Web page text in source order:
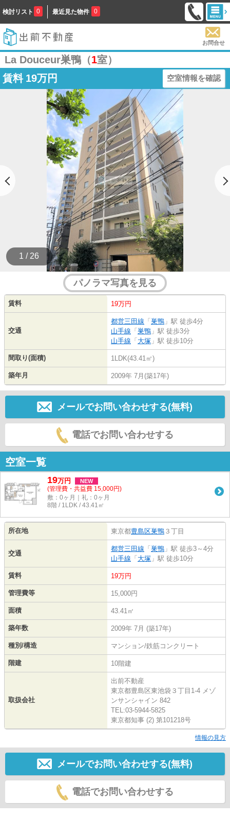
検討リスト 0 最近見た物件 0
お問合せ
La Douceur巣鴨（1室）
賃料 19万円 空室情報を確認
1 / 26
パノラマ写真を見る
賃料 19万円
交通
都営三田線 「 巣鴨 」駅 徒歩4分
山手線 「 巣鴨 」駅 徒歩3分
山手線 「 大塚 」駅 徒歩10分
間取り(面積) 1LDK(43.41㎡)
築年月 2009年 7月(築17年)
メールでお問い合わせする(無料)
電話でお問い合わせする
空室一覧
19万円 NEW
(管理費・共益費 15,000円)
敷：0ヶ月｜礼：0ヶ月
8階 / 1LDK / 43.41㎡
所在地 東京都豊島区巣鴨 ３丁目
交通
都営三田線 「 巣鴨 」駅 徒歩3～4分
山手線 「 大塚 」駅 徒歩10分
賃料 19万円
管理費等 15,000円
面積 43.41㎡
築年数 2009年 7月 (築17年)
種別/構造 マンション/鉄筋コンクリート
階建 10階建
取扱会社
出前不動産
東京都豊島区東池袋３丁目1-4 メゾ
ンサンシャイン 842
TEL:03-5944-5825
東京都知事 (2) 第101218号
情報の見方
メールでお問い合わせする(無料)
電話でお問い合わせする